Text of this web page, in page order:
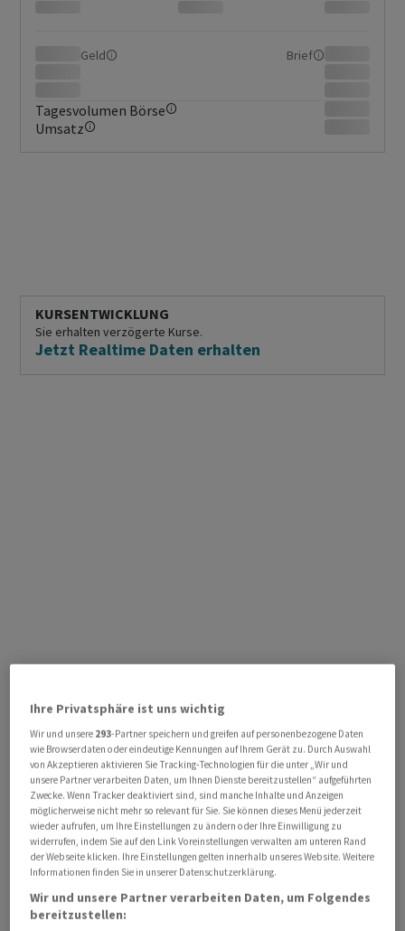
Geld Brief
Tagesvolumen Börse
Umsatz
KURSENTWICKLUNG
Sie erhalten verzögerte Kurse.
Jetzt Realtime Daten erhalten
Ihre Privatsphäre ist uns wichtig
Wir und unsere 293-Partner speichern und greifen auf personenbezogene Daten
wie Browserdaten oder eindeutige Kennungen auf Ihrem Gerät zu. Durch Auswahl
von Akzeptieren aktivieren Sie Tracking-Technologien für die unter „Wir und
unsere Partner verarbeiten Daten, um Ihnen Dienste bereitzustellen“ aufgeführten
Zwecke. Wenn Tracker deaktiviert sind, sind manche Inhalte und Anzeigen
möglicherweise nicht mehr so relevant für Sie. Sie können dieses Menü jederzeit
wieder aufrufen, um Ihre Einstellungen zu ändern oder Ihre Einwilligung zu
widerrufen, indem Sie auf den Link Voreinstellungen verwalten am unteren Rand
der Webseite klicken. Ihre Einstellungen gelten innerhalb unseres Website. Weitere
Informationen finden Sie in unserer Datenschutzerklärung.
Wir und unsere Partner verarbeiten Daten, um Folgendes
bereitzustellen: